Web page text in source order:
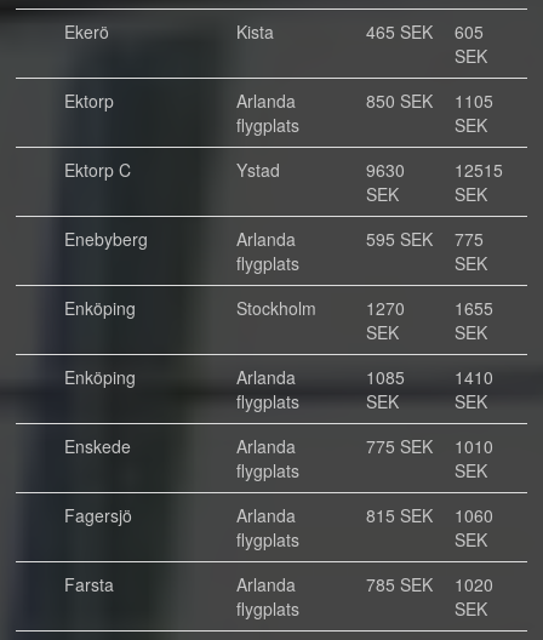
Ekerö
Kista 465 SEK
605
SEK
Ektorp
Arlanda
flygplats
850 SEK
1105
SEK
Ektorp C
Ystad
9630
SEK
12515
SEK
Enebyberg
Arlanda
flygplats
595 SEK
775
SEK
Enköping
Stockholm
1270
SEK
1655
SEK
Enköping
Arlanda
flygplats
1085
SEK
1410
SEK
Enskede
Arlanda
flygplats
775 SEK
1010
SEK
Fagersjö
Arlanda
flygplats
815 SEK
1060
SEK
Farsta
Arlanda
flygplats
785 SEK
1020
SEK